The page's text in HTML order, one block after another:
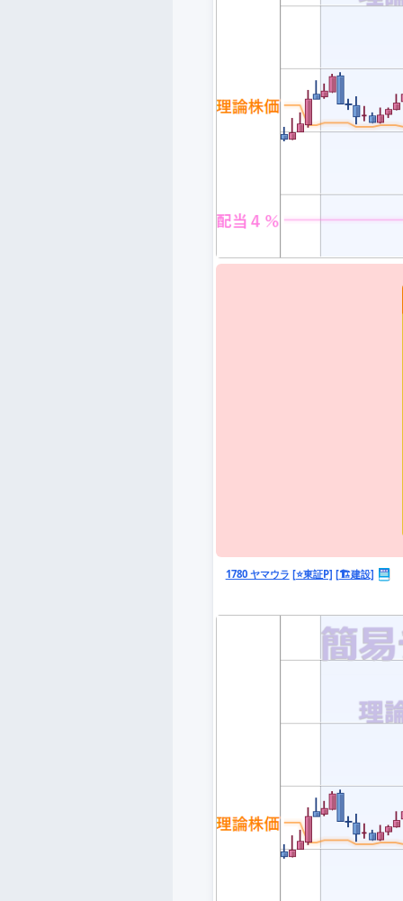
1780 ヤマウラ [⭐東証P] [🏗️建設]